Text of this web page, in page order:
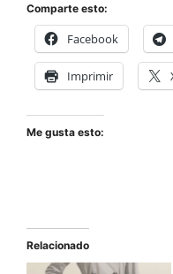
Comparte esto:
Facebook
Imprimir
Me gusta esto:
Relacionado